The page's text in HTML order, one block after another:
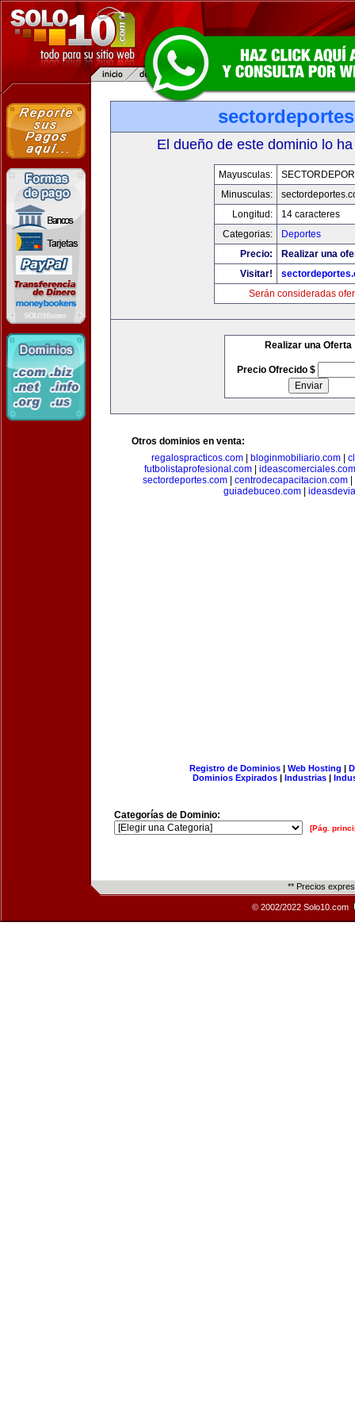
El dueño de este dominio lo
Mayusculas:
Minusculas:
Longitud:
14 caracteres
Categorias:
Deportes
Precio:
Realizar una
Visitar!
Serán consideradas
Realizar una Oferta
Precio Ofrecido $
Otros dominios en venta:
regalospracticos.com| bloginmobiliario.com|
futbolistaprofesional.com
ideascomerciales.com
sectordeportes.com| centrodecapacitacion.com|
guiadebuceo.com|
Registro de Dominios| Web Hosting |
Dominios Expirados | Industrias |
Categorías de Dominio:
[Pág.
** Precios
© 2002/2022 Solo10.com